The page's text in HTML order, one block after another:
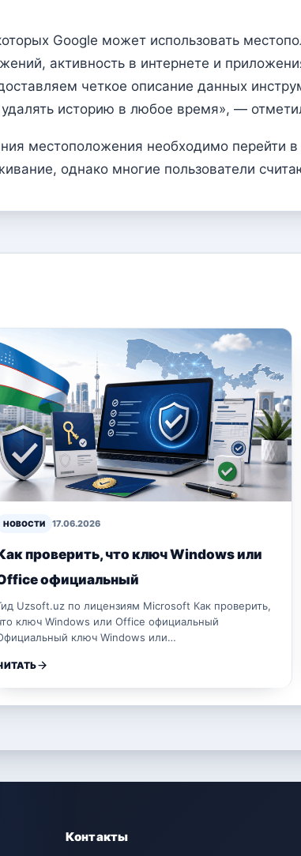
Google может использовать
активность в интернете и
четкое описание данных
историю в любое время», —
местоположения необходимо перейти в
однако многие пользователи
НОВОСТИ 17.06.2026
проверить, что ключ Windows или
официальный
Uzsoft.uz по лицензиям Microsoft Как проверить,
ключ Windows или Office официальный
ключ Windows или…
Контакты